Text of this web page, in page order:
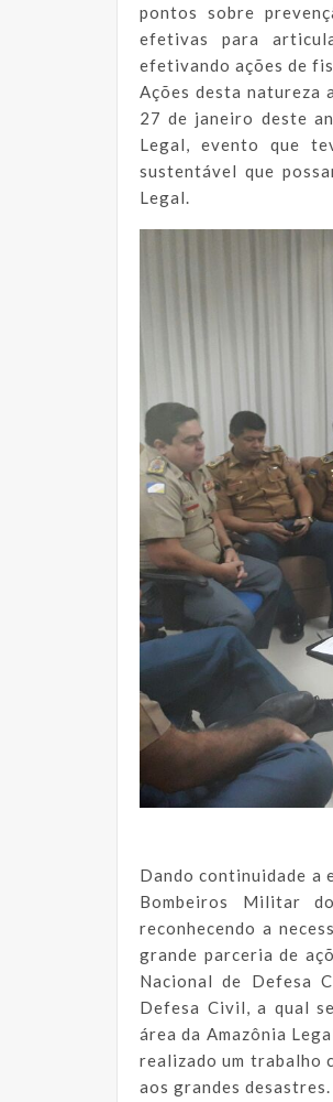
pontos sobre
efetivas para
efetivando ações de
Ações desta natureza
27 de janeiro deste
Legal, evento que
sustentável que
Legal.
Dando continuidade a
Bombeiros Militar
reconhecendo a
grande parceria de
Nacional de Defesa
Defesa Civil, a qual
área da Amazônia
realizado um trabalho
aos grandes desastres.